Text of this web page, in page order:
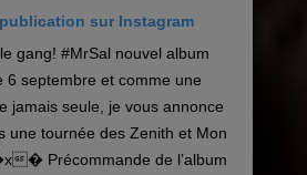
sur Instagram
le gang! #MrSal nouvel album
6 septembre et comme une
jamais seule, je vous annonce
une tournée des Zenith et Mon
� Précommande de l’album